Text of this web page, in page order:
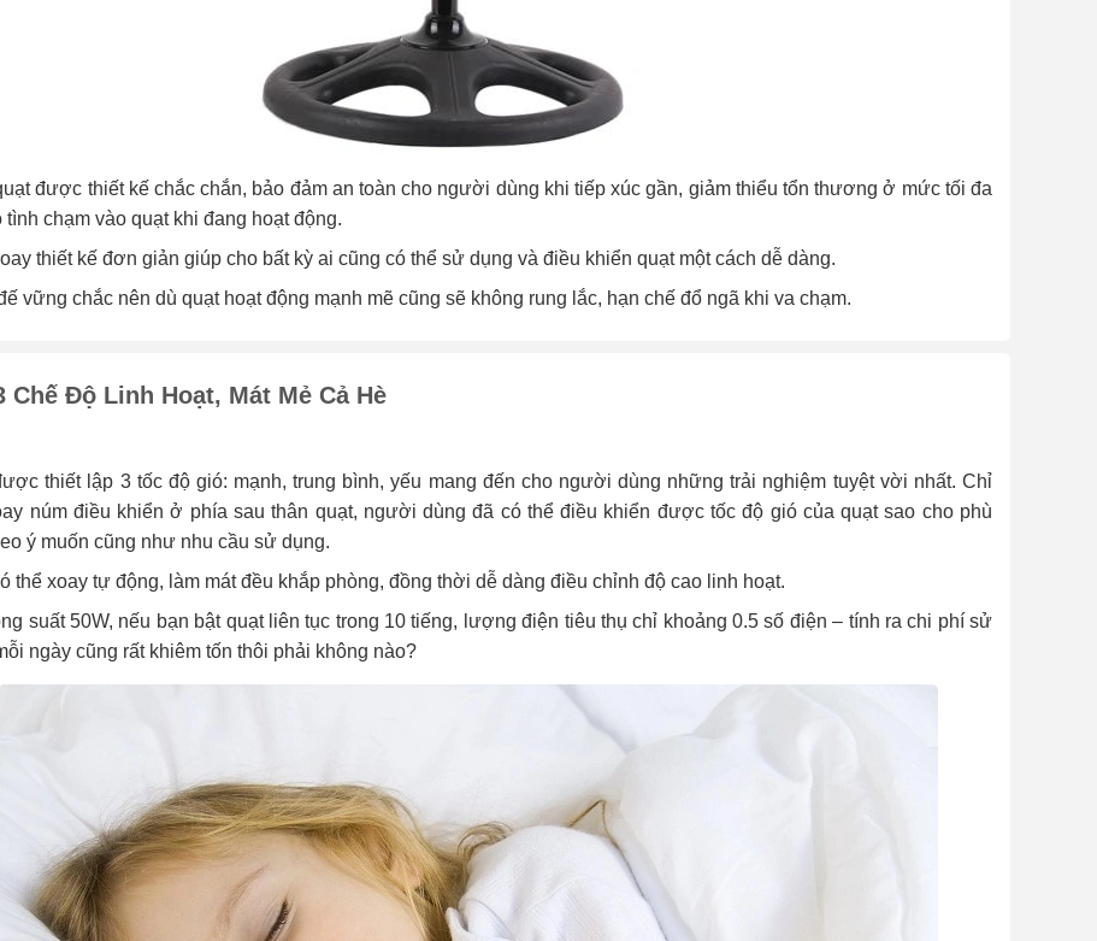
được thiết kế chắc chắn, bảo đảm an toàn cho người dùng khi tiếp xúc gần, giảm thiểu tổn thương ở mức tối đa
tình chạm vào quạt khi đang hoạt động.
thiết kế đơn giản giúp cho bất kỳ ai cũng có thể sử dụng và điều khiển quạt một cách dễ dàng.
vững chắc nên dù quạt hoạt động mạnh mẽ cũng sẽ không rung lắc, hạn chế đổ ngã khi va chạm.
Chế Độ Linh Hoạt, Mát Mẻ Cả Hè
thiết lập 3 tốc độ gió: mạnh, trung bình, yếu mang đến cho người dùng những trải nghiệm tuyệt vời nhất. Chỉ
núm điều khiển ở phía sau thân quạt, người dùng đã có thể điều khiển được tốc độ gió của quạt sao cho phù
ý muốn cũng như nhu cầu sử dụng.
thể xoay tự động, làm mát đều khắp phòng, đồng thời dễ dàng điều chỉnh độ cao linh hoạt.
suất 50W, nếu bạn bật quạt liên tục trong 10 tiếng, lượng điện tiêu thụ chỉ khoảng 0.5 số điện – tính ra chi phí sử
ngày cũng rất khiêm tốn thôi phải không nào?